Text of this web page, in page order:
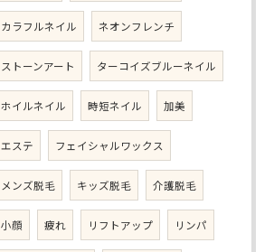
カラフルネイル ネオンフレンチ
ストーンアート ターコイズブルーネイル
ホイルネイル 時短ネイル 加美
エステ フェイシャルワックス
メンズ脱毛 キッズ脱毛 介護脱毛
小顔 疲れ リフトアップ リンパ